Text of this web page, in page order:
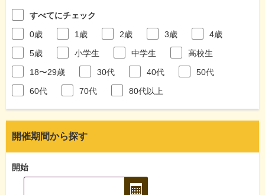
すべてにチェック
0歳
1歳 2歳 3歳
4歳
5歳
小学生 中学生
高校生
18〜29歳
30代 40代
50代
60代
70代 80代以上
開催期間から探す
開始